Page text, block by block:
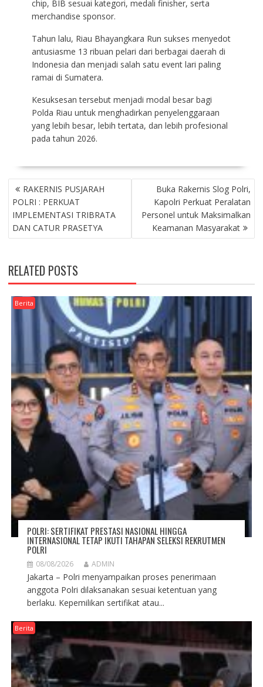
chip, BIB sesuai kategori, medali finisher, serta
merchandise sponsor.
Tahun lalu, Riau Bhayangkara Run sukses menyedot
antusiasme 13 ribuan pelari dari berbagai daerah di
Indonesia dan menjadi salah satu event lari paling
ramai di Sumatera.
Kesuksesan tersebut menjadi modal besar bagi
Polda Riau untuk menghadirkan penyelenggaraan
yang lebih besar, lebih tertata, dan lebih profesional
pada tahun 2026.
NAVIGASI
POSRAKERNIS PUSJARAH
POLRI : PERKUAT
IMPLEMENTASI TRIBRATA
DAN CATUR PRASETYA
Buka Rakernis Slog Polri,
Kapolri Perkuat Peralatan
Personel untuk Maksimalkan
Keamanan Masyarakat
RELATED POSTS
Berita
POLRI: SERTIFIKAT PRESTASI NASIONAL HINGGA
INTERNASIONAL TETAP IKUTI TAHAPAN SELEKSI REKRUTMEN
POLRI
08/08/2026 ADMIN
Jakarta – Polri menyampaikan proses penerimaan
anggota Polri dilaksanakan sesuai ketentuan yang
berlaku. Kepemilikan sertifikat atau...
Berita